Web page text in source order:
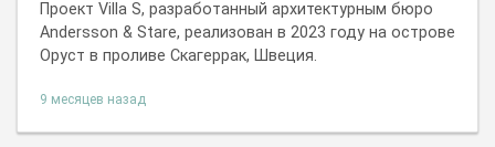
Проект Villa S, разработанный архитектурным бюро
Andersson & Stare, реализован в 2023 году на острове
Оруст в проливе Скагеррак, Швеция.
9 месяцев назад